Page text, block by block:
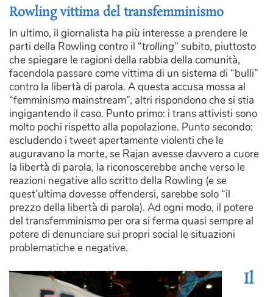
Rowling vittima del transfemminismo
In ultimo, il giornalista ha più interesse a prendere le
parti della Rowling contro il “trolling” subito, piuttosto
che spiegare le ragioni della rabbia della comunità,
facendola passare come vittima di un sistema di “bulli”
contro la libertà di parola. A questa accusa mossa al
“femminismo mainstream”, altri rispondono che si stia
ingigantendo il caso. Punto primo: i trans attivisti sono
molto pochi rispetto alla popolazione. Punto secondo:
escludendo i tweet apertamente violenti che le
auguravano la morte, se Rajan avesse davvero a cuore
la libertà di parola, la riconoscerebbe anche verso le
reazioni negative allo scritto della Rowling (e se
quest’ultima dovesse offendersi, sarebbe solo “il
prezzo della libertà di parola). Ad ogni modo, il potere
del transfemminismo per ora si ferma quasi sempre al
potere di denunciare sui propri social le situazioni
problematiche e negative.
Il